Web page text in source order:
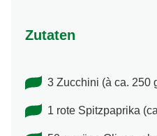
Zutaten
3 Zucchini (à ca. 250
1 rote Spitzpaprika